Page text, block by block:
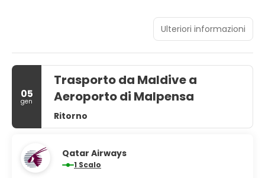
Ulteriori informazioni
05
gen
Trasporto da Maldive a
Aeroporto di Malpensa
Ritorno
Qatar Airways
1 Scalo